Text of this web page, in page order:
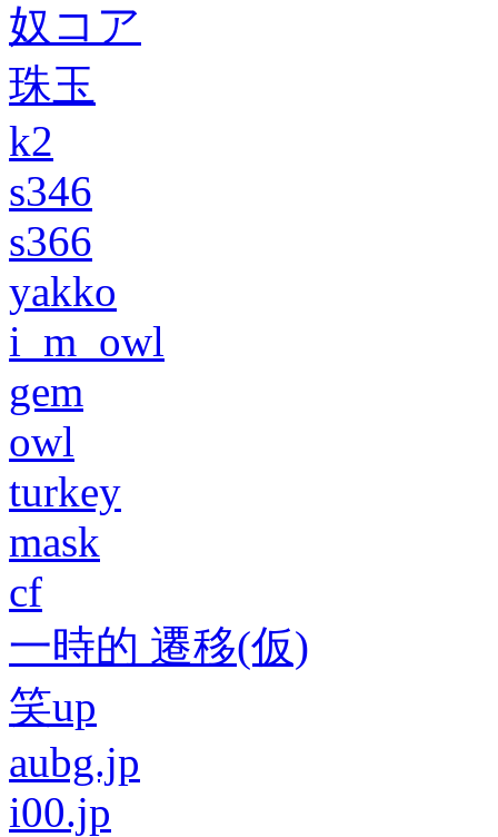
奴コア
珠玉
k2
s346
s366
yakko
i_m_owl
gem
owl
turkey
mask
cf
一時的 遷移(仮)
笑up
aubg.jp
i00.jp